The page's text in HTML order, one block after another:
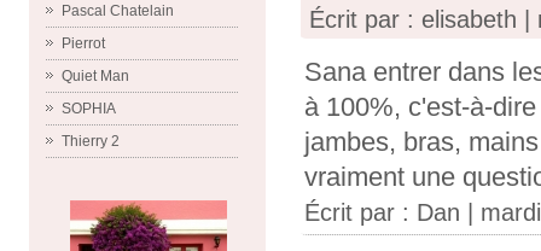
Pascal Chatelain
Pierrot
Quiet Man
SOPHIA
Thierry 2
Écrit par : elisabeth |
Sana entrer dans
à 100%, c'est-à-
jambes, bras,
vraiment une
Écrit par : Dan |